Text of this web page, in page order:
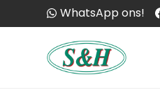
WhatsApp ons!